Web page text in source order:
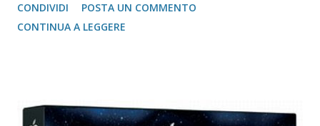
Mozilla FireFox / Thunderbird / FileZilla Portable FireFox
Download localizzati FireFox Portable - Pagina download
copia gratuita per 1 anno Adobe Reader Get Adobe Acrobat
CONDIVIDI
POSTA UN COMMENTO
CONTINUA A LEGGERE